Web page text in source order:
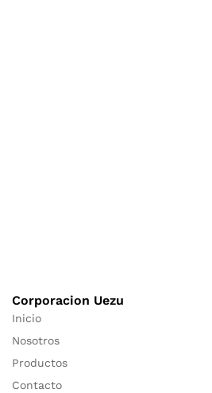
Corporacion Uezu
Inicio
Nosotros
Productos
Contacto